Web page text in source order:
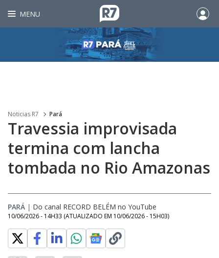
MENU
Noticias R7 Pará
Travessia improvisada
termina com lancha
tombada no Rio Amazonas
PARÁ | Do canal RECORD BELÉM no YouTube
10/06/2026 - 14H33 (ATUALIZADO EM 10/06/2026 - 15H03)